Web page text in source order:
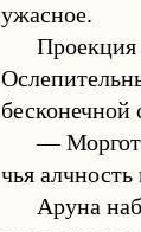
ужасное.
Проекция
бесконечной
— Моргот
чья
Аруна